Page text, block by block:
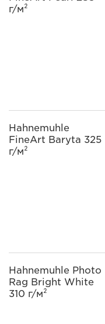
г/м²
Hahnemuhle
FineArt Baryta 325
г/м²
Hahnemuhle Photo
Rag Bright White
310 г/м²